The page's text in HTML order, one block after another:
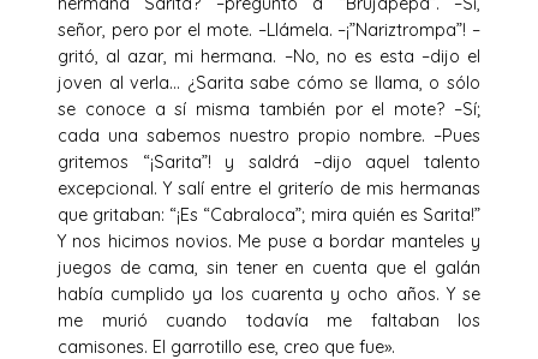
señor, pero por el mote. –Llámela. –¡”Nariztrompa”! –
gritó, al azar, mi hermana. –No, no es esta –dijo el
joven al verla… ¿Sarita sabe cómo se llama, o sólo
se conoce a sí misma también por el mote? –Sí;
cada una sabemos nuestro propio nombre. –Pues
gritemos “¡Sarita”! y saldrá –dijo aquel talento
excepcional. Y salí entre el griterío de mis hermanas
que gritaban: “¡Es “Cabraloca”; mira quién es Sarita!”
Y nos hicimos novios. Me puse a bordar manteles y
juegos de cama, sin tener en cuenta que el galán
había cumplido ya los cuarenta y ocho años. Y se
me murió cuando todavía me faltaban los
camisones. El garrotillo ese, creo que fue».